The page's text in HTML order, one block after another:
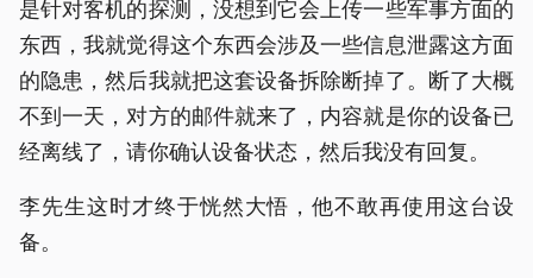
是针对客机的探测，没想到它会上传一些军事方面的
东西，我就觉得这个东西会涉及一些信息泄露这方面
的隐患，然后我就把这套设备拆除断掉了。断了大概
不到一天，对方的邮件就来了，内容就是你的设备已
经离线了，请你确认设备状态，然后我没有回复。
李先生这时才终于恍然大悟，他不敢再使用这台设
备。